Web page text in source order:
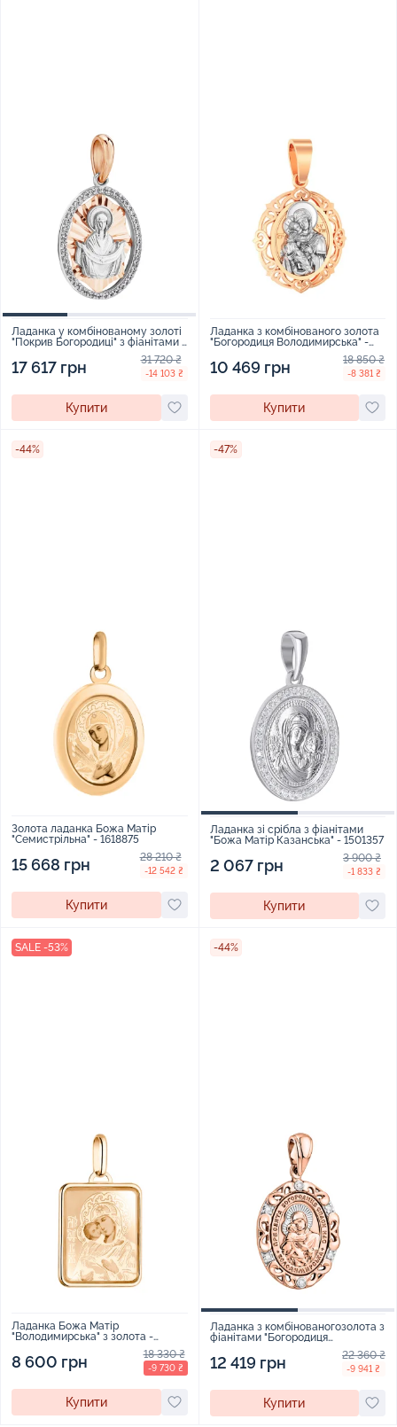
Ладанка у комбінованому золоті
"Покрив Богородиці" з фіанітами -
17 617 грн 31 720 ₴
-14 103 ₴
Купити
Ладанка з комбінованого золота
"Богородиця Володимирська" -
10 469 грн 18 850 ₴
-8 381 ₴
Купити
-44%
Золота ладанка Божа Матір
"Семистрільна" - 1618875
15 668 грн 28 210 ₴
-12 542 ₴
Купити
-47%
Ладанка зі срібла з фіанітами
"Божа Матір Казанська" - 1501357
2 067 грн 3 900 ₴
-1 833 ₴
Купити
SALE -53%
Ладанка Божа Матір
"Володимирська" з золота -
8 600 грн 18 330 ₴
-9 730 ₴
Купити
-44%
Ладанка з комбінованогозолота з
фіанітами "Богородиця
12 419 грн 22 360 ₴
-9 941 ₴
Купити